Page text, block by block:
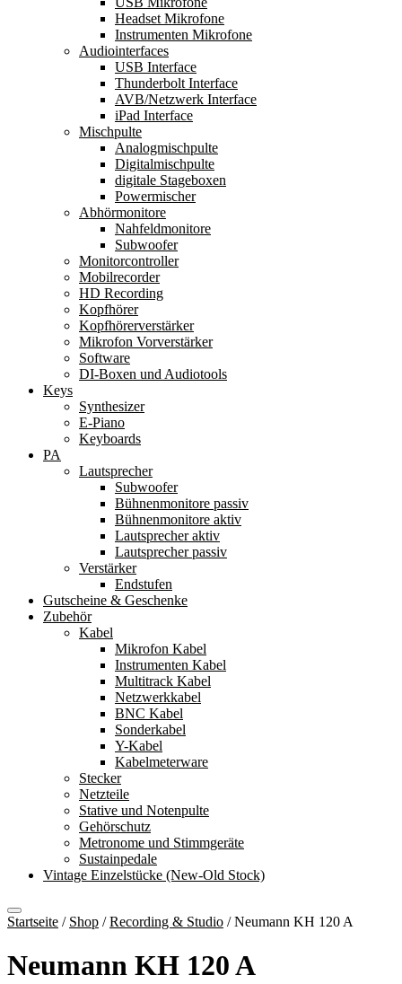
Headset Mikrofone
Instrumenten Mikrofone
Audiointerfaces
USB Interface
Thunderbolt Interface
AVB/Netzwerk Interface
iPad Interface
Mischpulte
Analogmischpulte
Digitalmischpulte
digitale Stageboxen
Powermischer
Abhörmonitore
Nahfeldmonitore
Subwoofer
Monitorcontroller
Mobilrecorder
HD Recording
Kopfhörer
Kopfhörerverstärker
Mikrofon Vorverstärker
Software
DI-Boxen und Audiotools
Keys
Synthesizer
E-Piano
Keyboards
PA
Lautsprecher
Subwoofer
Bühnenmonitore passiv
Bühnenmonitore aktiv
Lautsprecher aktiv
Lautsprecher passiv
Verstärker
Endstufen
Gutscheine & Geschenke
Zubehör
Kabel
Mikrofon Kabel
Instrumenten Kabel
Multitrack Kabel
Netzwerkkabel
BNC Kabel
Sonderkabel
Y-Kabel
Kabelmeterware
Stecker
Netzteile
Stative und Notenpulte
Gehörschutz
Metronome und Stimmgeräte
Sustainpedale
Vintage Einzelstücke (New-Old Stock)
Startseite / Shop /Recording & Studio /Neumann KH 120 A
Neumann KH 120 A